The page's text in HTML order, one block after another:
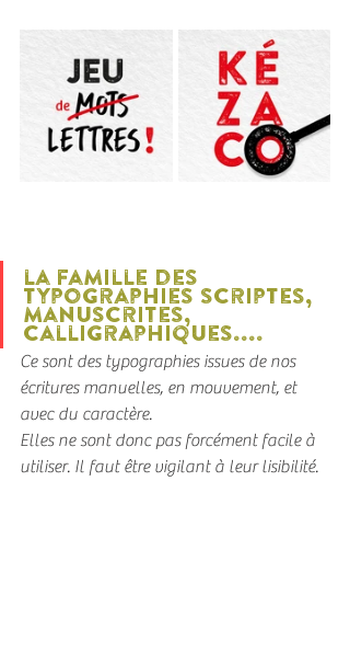
la famille des
typographies scriptes,
manuscrites,
calligraphiques....
Ce sont des typographies issues de nos
écritures manuelles, en mouvement, et
avec du caractère.
Elles ne sont donc pas forcément facile à
utiliser. Il faut être vigilant à leur lisibilité.